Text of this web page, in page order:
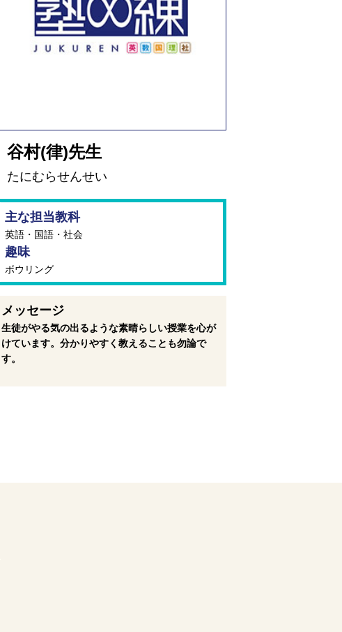
谷村(律)先生
たにむらせんせい
主な担当教科
英語・国語・社会
趣味
ボウリング
メッセージ
生徒がやる気の出るような素晴らしい授業を心が
けています。分かりやすく教えることも勿論で
す。